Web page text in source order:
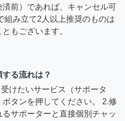
前）であれば、キャンセル可
み立て2人以上推奨のものは
もございます。
る流れは？
けたいサービス（サポータ
タンを押してください。 2.修
サポーターと直接個別チャッ